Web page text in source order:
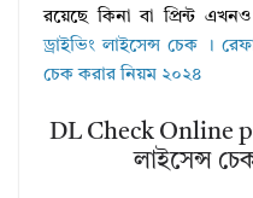
রয়েছে কিনা বা প্রিন্ট
ড্রাইভিং লাইসেন্স চেক ।
চেক করার নিয়ম ২০২৪
DL Check Online
লাইসেন্স